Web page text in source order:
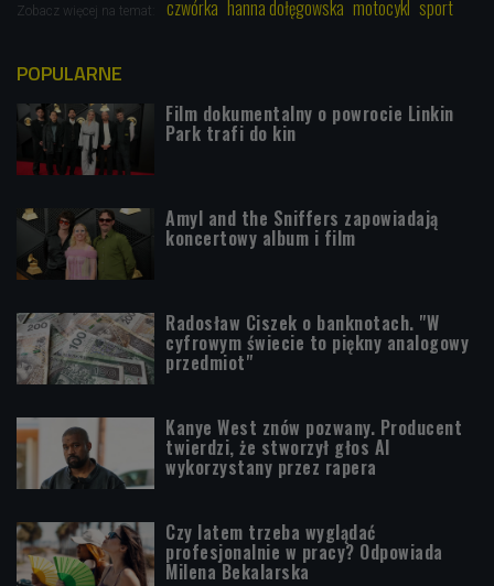
Zobacz więcej na temat: czwórka hanna dołęgowska motocykl sport
POPULARNE
Film dokumentalny o powrocie Linkin
Park trafi do kin
Amyl and the Sniffers zapowiadają
koncertowy album i film
Radosław Ciszek o banknotach. "W
cyfrowym świecie to piękny analogowy
przedmiot"
Kanye West znów pozwany. Producent
twierdzi, że stworzył głos AI
wykorzystany przez rapera
Czy latem trzeba wyglądać
profesjonalnie w pracy? Odpowiada
Milena Bekalarska